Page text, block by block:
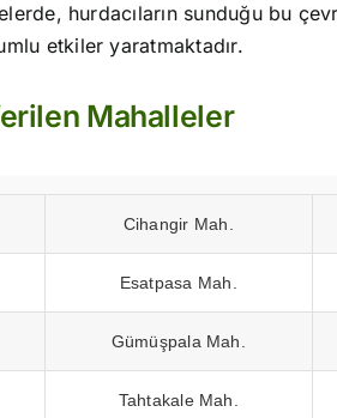
hurdacıların sunduğu bu
etkiler yaratmaktadır.
Mahalleler
Cihangir Mah.
Esatpasa Mah.
Gümüşpala Mah.
Tahtakale Mah.